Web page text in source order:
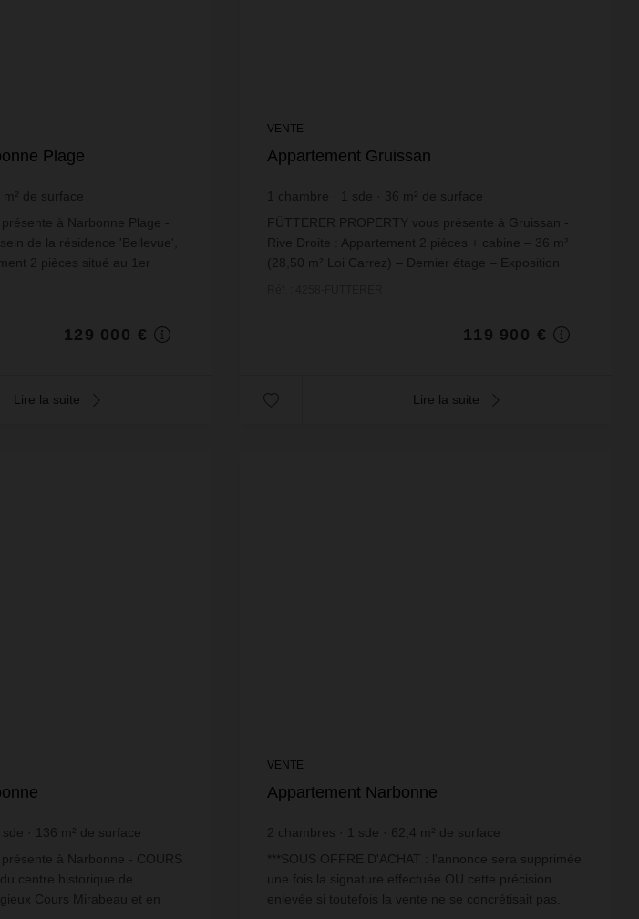
Plage
m² de surface
à Narbonne Plage -
de la résidence 'Bellevue',
2 pièces situé au 1er
129 000 €
Lire la suite
VENTE
Appartement Gruissan
chambre sde 36 m² de surface
3 330,56 €prix / m²
FÜTTERER PROPERTY vous présente à Gruissan -
Rive Droite : Appartement 2 pièces + cabine – 36 m²
(28,50 m² Loi Carrez) – Dernier étage – Exposition
119 900 €
Lire la suite
sde 136 m² de surface
à Narbonne - COURS
centre historique de
Cours Mirabeau et en
VENTE
Appartement Narbonne
2 chambres sde 62,4 m² de surface
2 067,31 €prix / m²
***SOUS OFFRE D'ACHAT : l'annonce sera supprimée
une fois la signature effectuée OU cette précision
enlevée si toutefois la vente ne se concrétisait pas.